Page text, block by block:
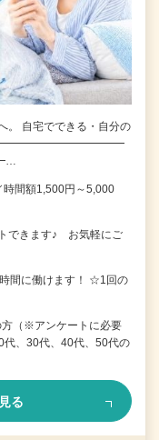
。 自宅でできる・自分の
━━━━━━━━━━━━━━
間額1,500円～5,000
できます♪ お気軽にご
間に働けます！ ☆1回の
（※アンケートに必要
、30代、40代、50代の
る